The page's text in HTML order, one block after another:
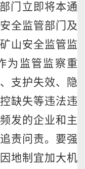
门立即将本通
全监管部门及
山安全监管监
为监管监察重
支护失效、隐
缺失等违法违
发的企业和主
责问责。要强
地制宜加大机